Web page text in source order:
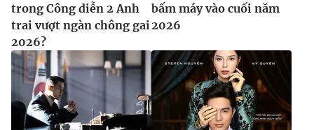
trong Công diễn 2 Anh
trai vượt ngàn chông gai
2026?
bấm máy vào cuối năm
2026